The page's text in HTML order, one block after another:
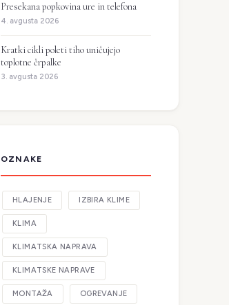
Presekana popkovina ure in telefona
4. avgusta 2026
Kratki cikli poleti tiho uničujejo
toplotne črpalke
3. avgusta 2026
OZNAKE
HLAJENJE IZBIRA KLIME
KLIMA
KLIMATSKA NAPRAVA
KLIMATSKE NAPRAVE
MONTAŽA OGREVANJE